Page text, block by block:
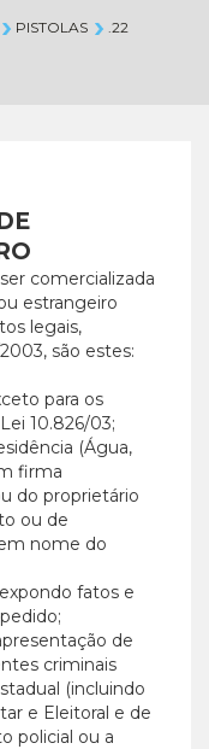
PISTOLAS
.22
comercializada
estrangeiro
legais,
são estes:
para os
10.826/03;
(Água,
firma
do proprietário
ou de
nome do
fatos e
de
criminais
(incluindo
e Eleitoral e de
policial ou a